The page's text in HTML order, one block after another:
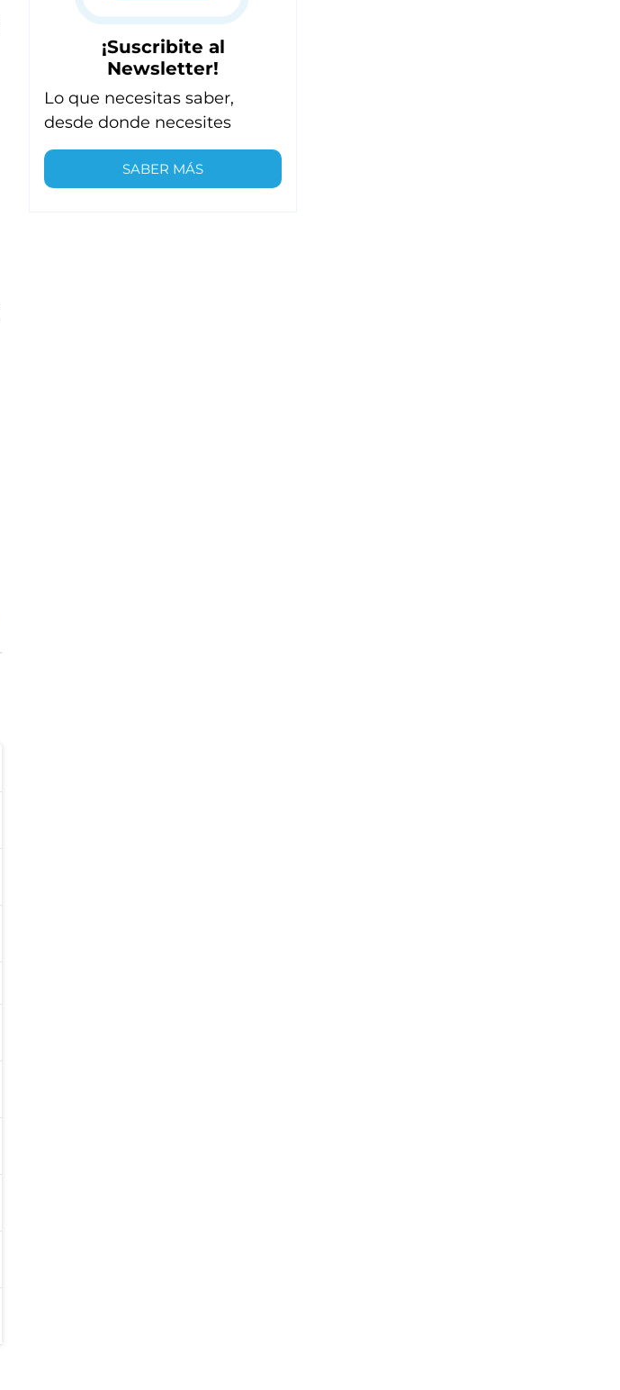
¡Suscribite al
Newsletter!
Lo que necesitas saber,
desde donde necesites
SABER MÁS